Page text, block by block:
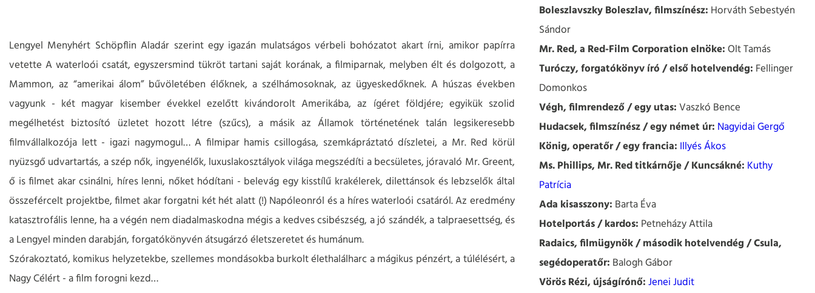
Lengyel Menyhért Schöpflin Aladár szerint egy igazán mulatságos vérbeli bohózatot akart írni, amikor papírra
vetette A waterloói csatát, egyszersmind tükröt tartani saját korának, a filmiparnak, melyben élt és dolgozott, a
Mammon, az “amerikai álom” bűvöletében élőknek, a szélhámosoknak, az ügyeskedőknek. A húszas években
vagyunk - két magyar kisember évekkel ezelőtt kivándorolt Amerikába, az ígéret földjére; egyikük szolid
megélhetést biztosító üzletet hozott létre (szűcs), a másik az Államok történetének talán legsikeresebb
filmvállalkozója lett - igazi nagymogul… A filmipar hamis csillogása, szemkápráztató díszletei, a Mr. Red körül
nyüzsgő udvartartás, a szép nők, ingyenélők, luxuslakosztályok világa megszédíti a becsületes, jóravaló Mr. Greent,
ő is filmet akar csinálni, híres lenni, nőket hódítani - belevág egy kisstílű krakélerek, dilettánsok és lebzselők által
összefércelt projektbe, filmet akar forgatni két hét alatt (!) Napóleonról és a híres waterloói csatáról. Az eredmény
katasztrofális lenne, ha a végén nem diadalmaskodna mégis a kedves csibészség, a jó szándék, a talpraesettség, és
a Lengyel minden darabján, forgatókönyvén átsugárzó életszeretet és humánum.
Szórakoztató, komikus helyzetekbe, szellemes mondásokba burkolt élethalálharc a mágikus pénzért, a túlélésért, a
Nagy Célért - a film forogni kezd…
Boleszlavszky Boleszlav, filmszínész: Horváth Sebestyén
Sándor
Mr. Red, a Red-Film Corporation elnöke:Olt Tamás
Turóczy, forgatókönyv író / első hotelvendég: Fellinger
Domonkos
Végh, filmrendező / egy utas:Vaszkó Bence
Hudacsek, filmszínész / egy német úr: Nagyidai Gergő
König, operatőr / egy francia: Illyés Ákos
Ms. Phillips, Mr. Red titkárnője / Kuncsákné: Kuthy
Patrícia
Ada kisasszony: Barta Éva
Hotelportás / kardos: Petneházy Attila
Radaics, filmügynök / második hotelvendég / Csula,
segédoperatőr: Balogh Gábor
Vörös Rézi, újságírónő:Jenei Judit